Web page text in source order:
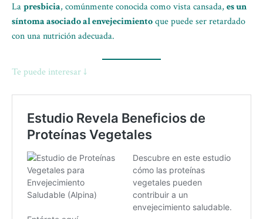
Lapresbicia, comúnmente conocida como vista cansada, es un
síntoma asociado al envejecimientoque puede ser retardado
con una nutrición adecuada.
Te puede interesar ↓